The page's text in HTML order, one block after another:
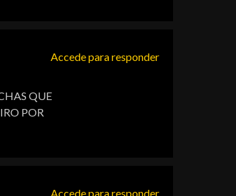
QUE
POR
Accede para responder
Accede para responder